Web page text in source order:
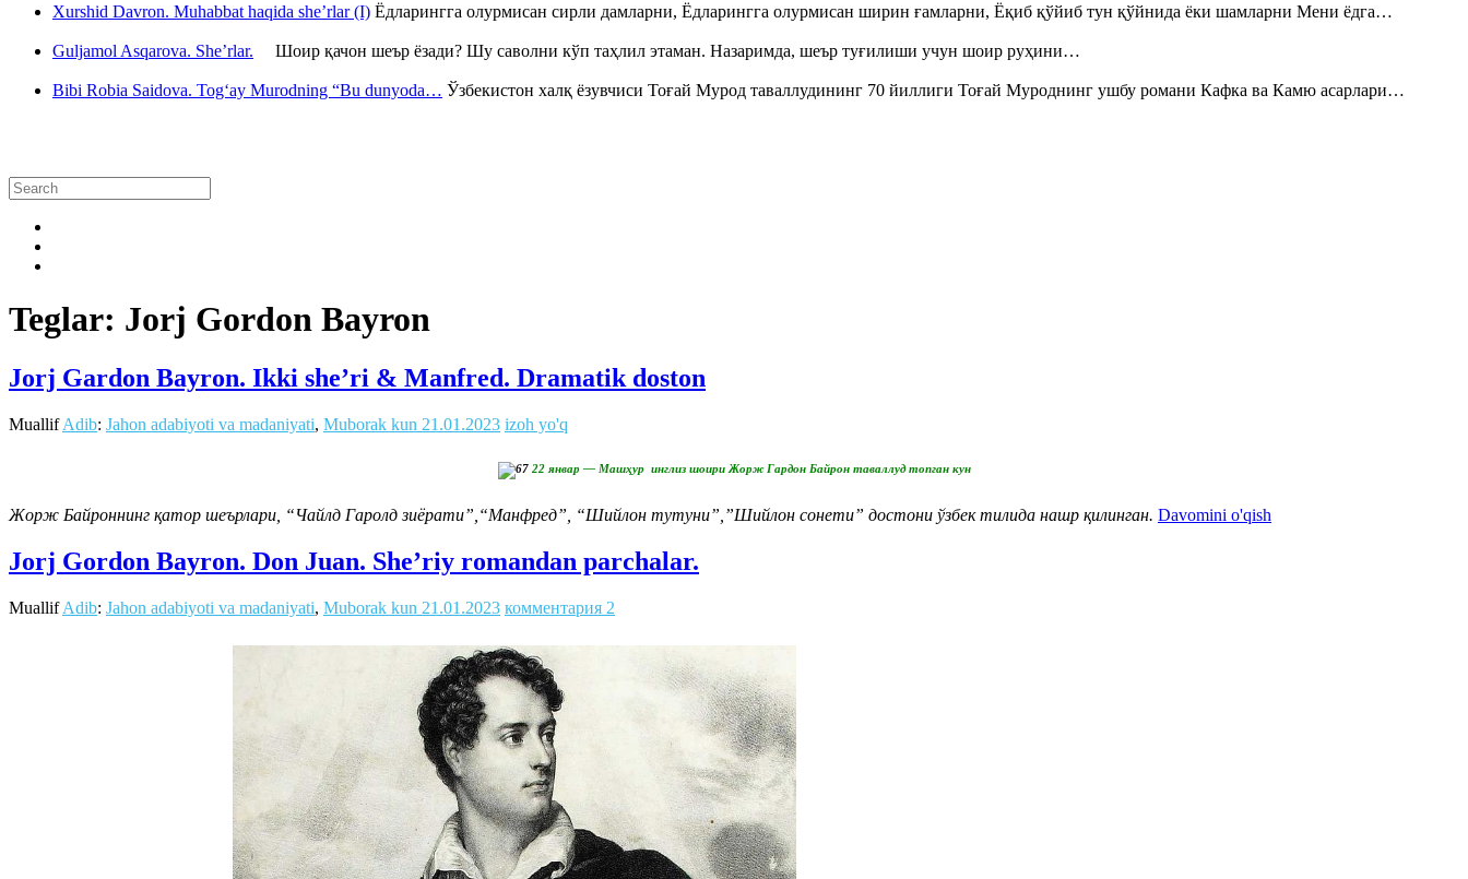
Xurshid Davron. Muhabbat haqida she’rlar (I) Ёдларингга олурмисан сирли дамларни, Ёдларингга олурмисан ширин ғамларни, Ёқиб қўйиб тун қўйнида ёки шамларни Мени ёдга…
Guljamol Asqarova. She’rlar. Шоир қачон шеър ёзади? Шу саволни кўп таҳлил этаман. Назаримда, шеър туғилиши учун шоир руҳини…
Bibi Robia Saidova. Tog‘ay Murodning “Bu dunyoda… Ўзбекистон халқ ёзувчиси Тоғай Мурод таваллудининг 70 йиллиги Тоғай Муроднинг ушбу романи Кафка ва Камю асарлари…
Teglar: Jorj Gordon Bayron
Jorj Gardon Bayron. Ikki she’ri & Manfred. Dramatik doston
MuallifAdib: Jahon adabiyoti va madaniyati, Muborak kun 21.01.2023 izoh yo'q
22 январ — Машҳур инглиз шоири Жорж Гардон Байрон таваллуд топган кун
Жорж Байроннинг қатор шеърлари, “Чайлд Гаролд зиёрати”,“Манфред”, “Шийлон тутуни”,”Шийлон сонети” достони ўзбек тилида нашр қилинган. Davomini o'qish
Jorj Gordon Bayron. Don Juan. She’riy romandan parchalar.
MuallifAdib: Jahon adabiyoti va madaniyati, Muborak kun 21.01.2023 комментария 2